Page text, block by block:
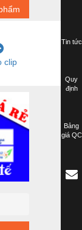
clip
Tin tức
Quy
định
Bảng
giá QC